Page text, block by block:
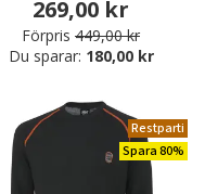
269,00 kr
Förpris 449,00 kr
Du sparar: 180,00 kr
Restparti
Spara 80%